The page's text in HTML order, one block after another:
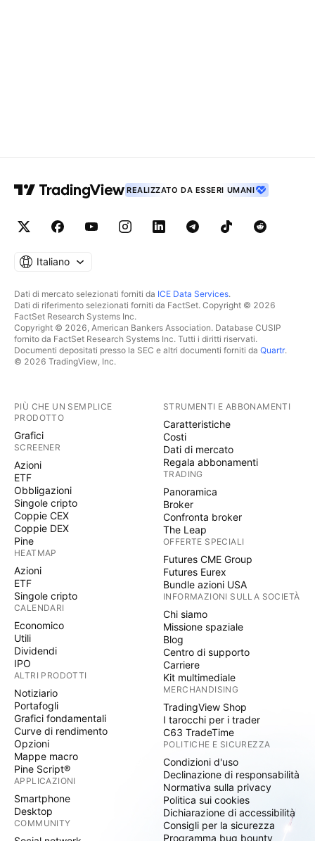
REALIZZATO DA ESSERI UMANI
Italiano
Dati di mercato selezionati forniti da ICE Data Services.
Dati di riferimento selezionati forniti da FactSet. Copyright © 2026
FactSet Research Systems Inc.
Copyright © 2026, American Bankers Association. Database CUSIP
fornito da FactSet Research Systems Inc. Tutti i diritti riservati.
Documenti depositati presso la SEC e altri documenti forniti da Quartr.
© 2026 TradingView, Inc.
PIÙ CHE UN SEMPLICE
PRODOTTO
Grafici
SCREENER
Azioni
ETF
Obbligazioni
Singole cripto
Coppie CEX
Coppie DEX
Pine
HEATMAP
Azioni
ETF
Singole cripto
CALENDARI
Economico
Utili
Dividendi
IPO
ALTRI PRODOTTI
Notiziario
Portafogli
Grafici fondamentali
Curve di rendimento
Opzioni
Mappe macro
Pine Script®
APPLICAZIONI
Smartphone
Desktop
COMMUNITY
STRUMENTI E ABBONAMENTI
Caratteristiche
Costi
Dati di mercato
Regala abbonamenti
TRADING
Panoramica
Broker
Confronta broker
The Leap
OFFERTE SPECIALI
Futures CME Group
Futures Eurex
Bundle azioni USA
INFORMAZIONI SULLA SOCIETÀ
Chi siamo
Missione spaziale
Blog
Centro di supporto
Carriere
Kit multimediale
MERCHANDISING
TradingView Shop
I tarocchi per i trader
C63 TradeTime
POLITICHE E SICUREZZA
Condizioni d'uso
Declinazione di responsabilità
Normativa sulla privacy
Politica sui cookies
Dichiarazione di accessibilità
Consigli per la sicurezza
Programma bug bounty